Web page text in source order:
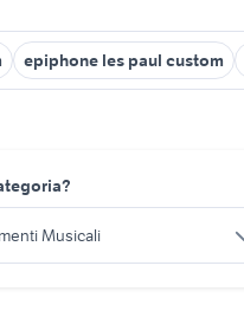
epiphone les paul custom
Musicali